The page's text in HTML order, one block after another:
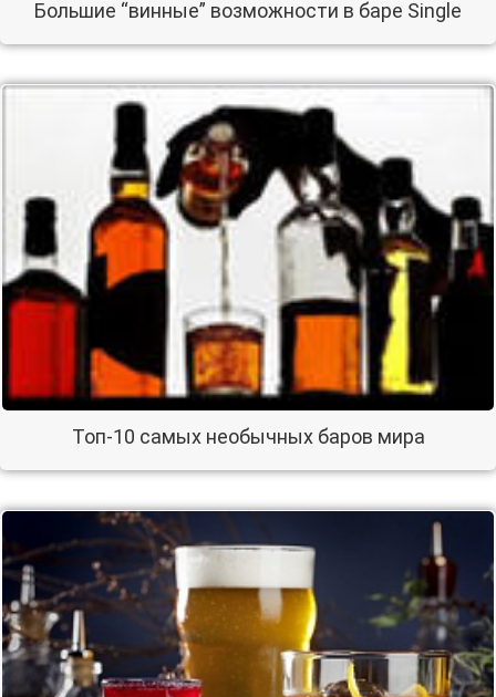
Большие “винные” возможности в баре Single
Топ-10 самых необычных баров мира